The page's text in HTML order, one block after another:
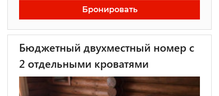
Бронировать
Бюджетный двухместный номер с
2 отдельными кроватями